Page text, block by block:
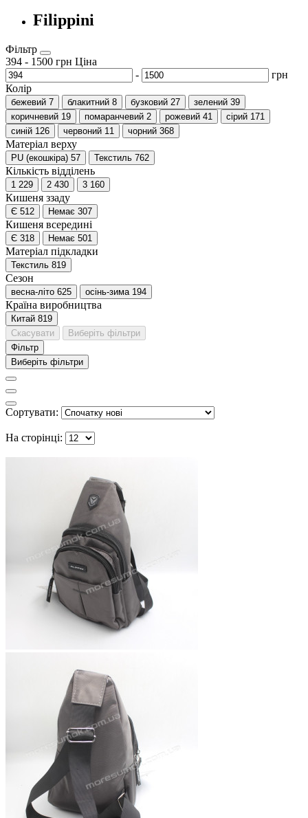
Filippini
Фільтр
394 - 1500 грн Ціна
-
грн
Колір
бежевий 7 блакитний 8 бузковий 27 зелений 39
коричневий 19 помаранчевий 2 рожевий 41 сірий 171
синій 126 червоний 11 чорний 368
Матеріал верху
PU (екошкіра) 57 Текстиль 762
Кількість відділень
1 229 2 430 3 160
Кишеня ззаду
Є 512 Немає 307
Кишеня всередині
Є 318 Немає 501
Матеріал підкладки
Текстиль 819
Сезон
весна-літо 625 осінь-зима 194
Країна виробництва
Китай 819
Скасувати
Виберіть фільтри
Фільтр
Виберіть фільтри
Сортувати:
На сторінці: